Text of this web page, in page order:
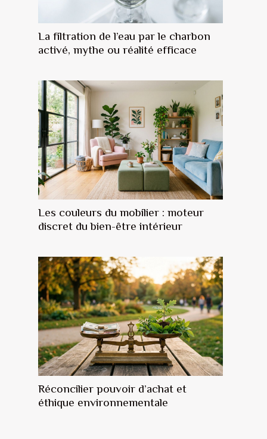
La filtration de l’eau par le charbon
activé, mythe ou réalité efficace
Les couleurs du mobilier : moteur
discret du bien-être intérieur
Réconcilier pouvoir d’achat et
éthique environnementale